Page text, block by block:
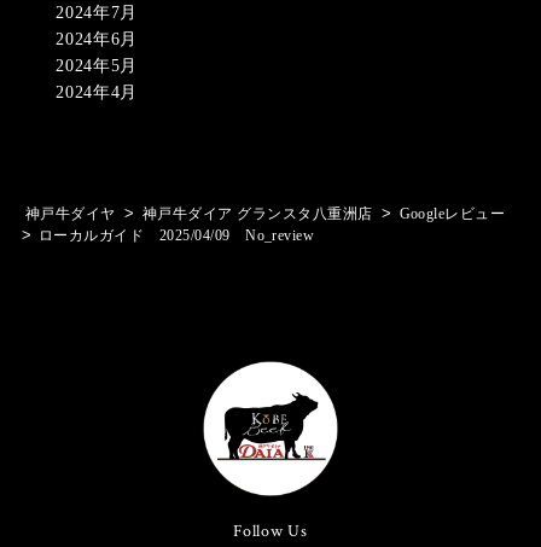
2024年7月
2024年6月
2024年5月
2024年4月
神戸牛ダイヤ > 神戸牛ダイア グランスタ八重洲店 > Googleレビュー
> ローカルガイド 2025/04/09 No_review
Follow Us